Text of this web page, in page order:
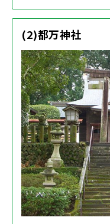
(2)都万神社